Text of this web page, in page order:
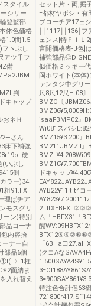
スタイル
シリー
登監部
体色価格
1.0間1.5
ヽぷし
アツ千フ
備
判
キャップ
おネＨ
さん
床下補強
硬
いぶし
側
ラー)34
粗91.llX
理ぱチア
モスグリ
ーン)特別
品コーナ
内容拾
ナー自
部品6個
①l(=〉1柱
面納ま
入れ替え
セット片・両,掘
=都材ヤボシ・有
ブローチア17ェ
￨￨1117￨￨136￨
ェンス]特ＦｌＬ
言開価格表‐J色]
補強部品
似価格ミッキー
岡ホワイト(本体
ァンタジ中グリ
尺8尺12尺H:08〕
BMZO〔
isaaFBMP02』
Wi081スパシ
BMZ15¥3.200』
BM211JBMZll』
ドキャッブ
AYB22¥11ltlt4コ
AY823¥7.200111
ム「HBFX31「
醐
「6BHa口
(クコAな
特注色合計侶63